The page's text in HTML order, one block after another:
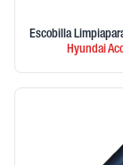
Escobilla
Hyundai